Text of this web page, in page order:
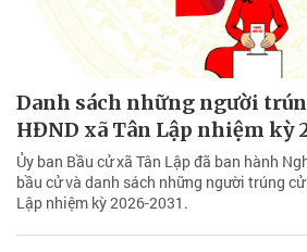
Danh sách những người
HĐND xã Tân Lập nhiệm kỳ
Ủy ban Bầu cử xã Tân Lập đã ban hành
bầu cử và danh sách những người trúng
Lập nhiệm kỳ 2026-2031.